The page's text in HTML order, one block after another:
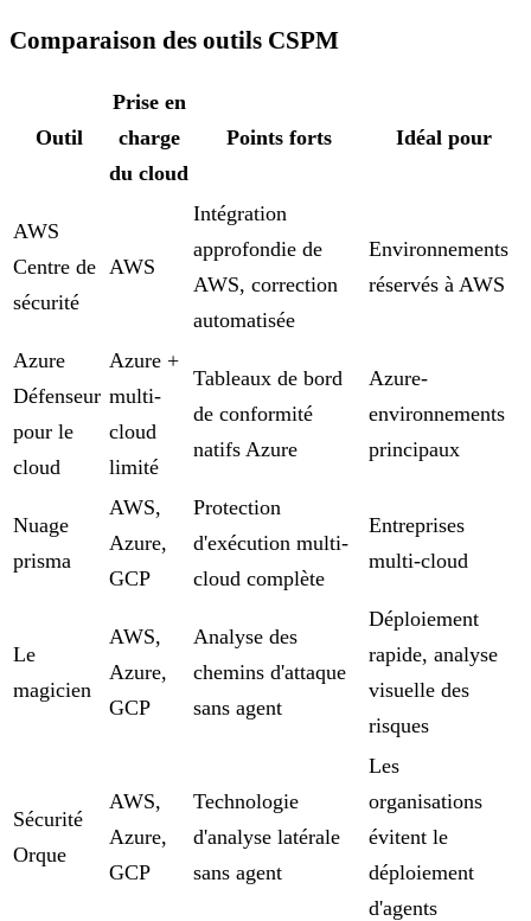
Comparaison des outils CSPM
Outil
Prise en
charge
du cloud
Points forts Idéal pour
AWS
Centre de
sécurité
AWS
Intégration
approfondie de
AWS, correction
automatisée
Environnements
réservés à AWS
Azure
Défenseur
pour le
cloud
Azure +
multi-
cloud
limité
Tableaux de bord
de conformité
natifs Azure
Azure-
environnements
principaux
Nuage
prisma
AWS,
Azure,
GCP
Protection
d'exécution multi-
cloud complète
Entreprises
multi-cloud
Le
magicien
AWS,
Azure,
GCP
Analyse des
chemins d'attaque
sans agent
Déploiement
rapide, analyse
visuelle des
risques
Sécurité
Orque
AWS,
Azure,
GCP
Technologie
d'analyse latérale
sans agent
Les
organisations
évitent le
déploiement
d'agents